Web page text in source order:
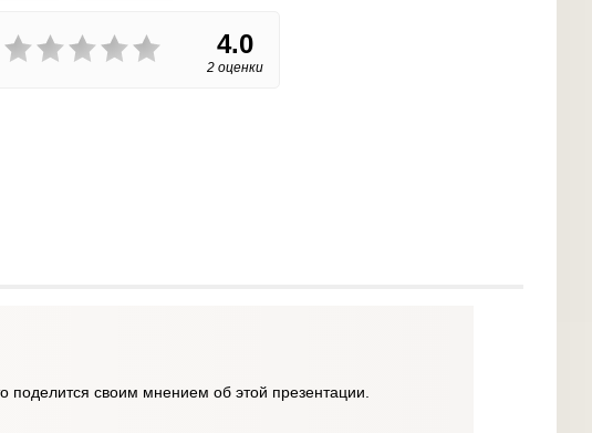
4.0
2 оценки
своим мнением об этой презентации.